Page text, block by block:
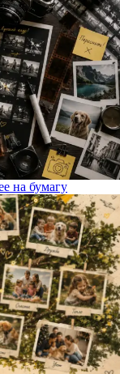
на бумагу